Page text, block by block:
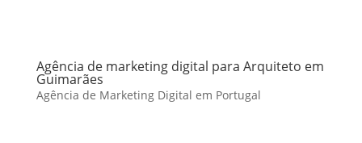
Agência de marketing digital para Arquiteto em
Guimarães
Agência de Marketing Digital em Portugal